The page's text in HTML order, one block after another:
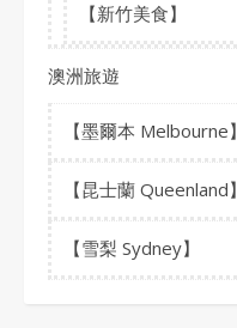
【新竹美食】
澳洲旅遊
【墨爾本 Melbourne】
【昆士蘭 Queenland】
【雪梨 Sydney】